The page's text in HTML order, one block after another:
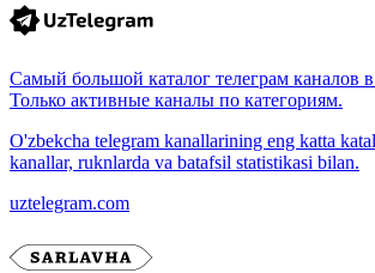
Самый большой каталог телеграм каналов в
Только активные каналы по категориям.
O'zbekcha telegram kanallarining eng katta
kanallar, ruknlarda va batafsil statistikasi bilan.
uztelegram.com